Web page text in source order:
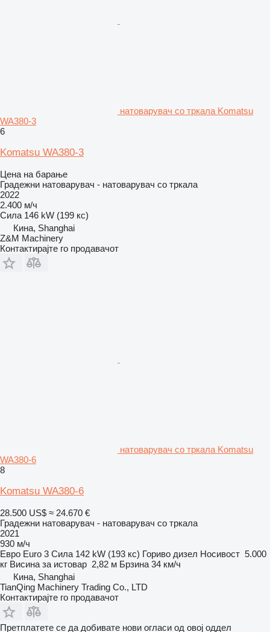
натоварувач со тркала Komatsu
WA380-3
6
Komatsu WA380-3
Цена на барање
Градежни натоварувач - натоварувач со тркала
2022
2.400 м/ч
Сила 146 kW (199 кс)
Кина, Shanghai
Z&M Machinery
Контактирајте го продавачот
натоварувач со тркала Komatsu
WA380-6
8
Komatsu WA380-6
28.500 US$ ≈ 24.670 €
Градежни натоварувач - натоварувач со тркала
2021
930 м/ч
Евро Euro 3 Сила 142 kW (193 кс) Гориво дизел Носивост 5.000
кг Висина за истовар 2,82 м Брзина 34 км/ч
Кина, Shanghai
TianQing Machinery Trading Co., LTD
Контактирајте го продавачот
Претплатете се да добивате нови огласи од овој оддел